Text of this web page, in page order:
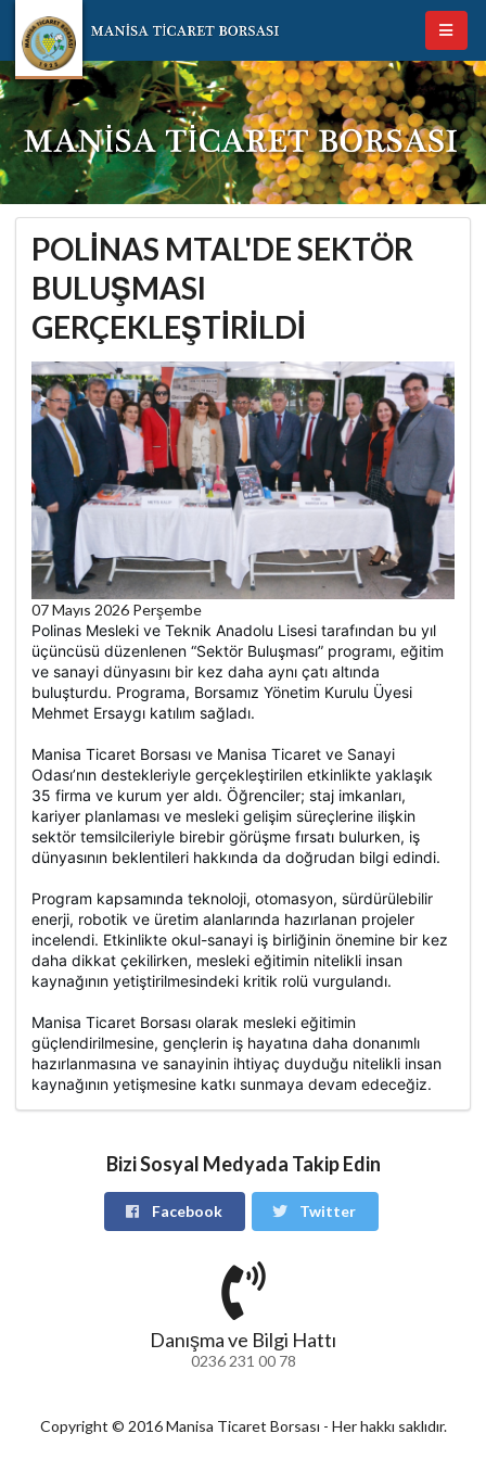
POLİNAS MTAL'DE SEKTÖR
BULUŞMASI
GERÇEKLEŞTİRİLDİ
07 Mayıs 2026 Perşembe
Polinas Mesleki ve Teknik Anadolu Lisesi tarafından bu yıl
üçüncüsü düzenlenen “Sektör Buluşması” programı, eğitim
ve sanayi dünyasını bir kez daha aynı çatı altında
buluşturdu. Programa, Borsamız Yönetim Kurulu Üyesi
Mehmet Ersaygı katılım sağladı.
Manisa Ticaret Borsası ve Manisa Ticaret ve Sanayi
Odası’nın destekleriyle gerçekleştirilen etkinlikte yaklaşık
35 firma ve kurum yer aldı. Öğrenciler; staj imkanları,
kariyer planlaması ve mesleki gelişim süreçlerine ilişkin
sektör temsilcileriyle birebir görüşme fırsatı bulurken, iş
dünyasının beklentileri hakkında da doğrudan bilgi edindi.
Program kapsamında teknoloji, otomasyon, sürdürülebilir
enerji, robotik ve üretim alanlarında hazırlanan projeler
incelendi. Etkinlikte okul-sanayi iş birliğinin önemine bir kez
daha dikkat çekilirken, mesleki eğitimin nitelikli insan
kaynağının yetiştirilmesindeki kritik rolü vurgulandı.
Manisa Ticaret Borsası olarak mesleki eğitimin
güçlendirilmesine, gençlerin iş hayatına daha donanımlı
hazırlanmasına ve sanayinin ihtiyaç duyduğu nitelikli insan
kaynağının yetişmesine katkı sunmaya devam edeceğiz.
Bizi Sosyal Medyada Takip Edin
Facebook Twitter
Danışma ve Bilgi Hattı
0236 231 00 78
Copyright © 2016 Manisa Ticaret Borsası - Her hakkı saklıdır.